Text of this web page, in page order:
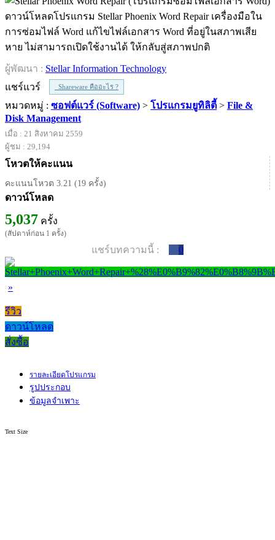
ดาวน์โหลดโปรแกรม Stellar Phoenix Word Repair เครื่องมือใน
การซ่อมไฟล์ Word แก้ไขไฟล์เอกสาร Word ที่อยู่ในสภาพเสีย
หาย ไม่สามารถเปิดใช้งานได้ ให้กลับสู่สภาพปกติ
ผู้พัฒนา : Stellar Information Technology
แชร์แวร์
Shareware คืออะไร ?
หมวดหมู่ : ซอฟต์แวร์ (Software) > โปรแกรมยูทิลิตี้ > File &
Disk Management
เมื่อ : 21 สิงหาคม 2559
ผู้ชม : 29,194
โหวตให้คะแนน
คะแนนโหวต 3.21 (19 ครั้ง)
ดาวน์โหลด
5,037 ครั้ง
(สัปดาห์ก่อน 1 ครั้ง)
แชร์บทความนี้ : 0
»
รีวิว
ดาวน์โหลด
สั่งซื้อ
รายละเอียดโปรแกรม
รูปประกอบ
ข้อมูลจำเพาะ
Text Size